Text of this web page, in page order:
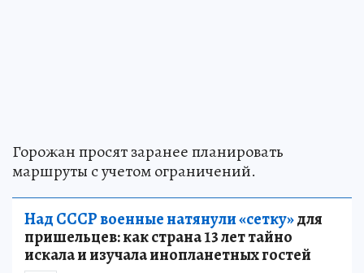
Горожан просят заранее планировать
маршруты с учетом ограничений.
Над СССР военные натянули «сетку»для
пришельцев: как страна 13 лет тайно
искала и изучала инопланетных гостей